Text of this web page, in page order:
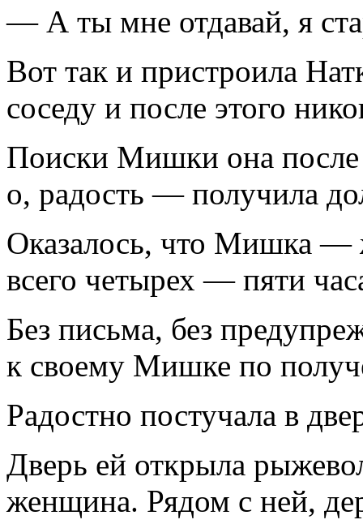
— А ты мне отдавай, я
Вот так и пристроила
соседу и после этого
Поиски Мишки она
о, радость — получила
Оказалось, что Мишка —
всего четырех — пяти
Без письма, без
к своему Мишке по
Радостно постучала в
Дверь ей открыла
женщина. Рядом с ней,